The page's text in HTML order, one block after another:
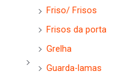
Friso/ Frisos
Frisos da porta
Grelha
Guarda-lamas